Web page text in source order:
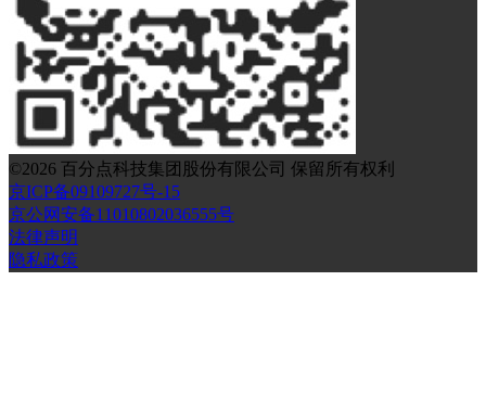
©2026 百分点科技集团股份有限公司 保留所有权利
京ICP备09109727号-15
京公网安备11010802036555号
法律声明
隐私政策